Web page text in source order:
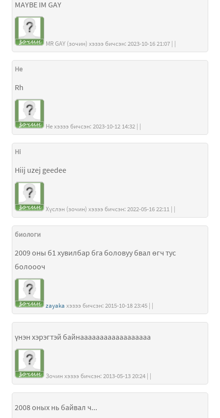
MAYBE IM GAY
MR GAY (зочин) хэзээ бичсэн: 2023-10-16 21:07 | |
He
Rh
He хэзээ бичсэн: 2023-10-12 14:32 | |
Hi
Hiij uzej geedee
Хүслэн (зочин) хэзээ бичсэн: 2022-05-16 22:11 | |
биологи
2009 оны б1 хувилбар бга боловуу бвал өгч тус
болоооч
zayaka хэзээ бичсэн: 2015-10-18 23:45 | |
үнэн хэрэгтэй байнаааааааааааааааааа
Зочин хэзээ бичсэн: 2013-05-13 20:24 | |
2008 оных нь байвал ч...